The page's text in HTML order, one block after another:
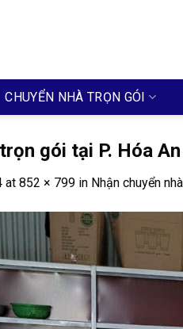
CHUYỂN NHÀ TRỌN GÓI
gói tại P. Hóa
at 852 × 799 in Nhận chuyển